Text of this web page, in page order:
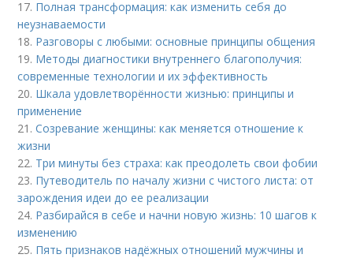
17. Полная трансформация: как изменить себя до
неузнаваемости
18. Разговоры с любыми: основные принципы общения
19. Методы диагностики внутреннего благополучия:
современные технологии и их эффективность
20. Шкала удовлетворённости жизнью: принципы и
применение
21.Созревание женщины: как меняется отношение к
жизни
22. Три минуты без страха: как преодолеть свои фобии
23. Путеводитель по началу жизни с чистого листа: от
зарождения идеи до ее реализации
24. Разбирайся в себе и начни новую жизнь: 10 шагов к
изменению
25. Пять признаков надёжных отношений мужчины и